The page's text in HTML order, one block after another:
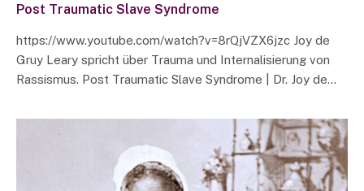
Post Traumatic Slave Syndrome
https://www.youtube.com/watch?v=8rQjVZX6jzc Joy de
Gruy Leary spricht über Trauma und Internalisierung von
Rassismus. Post Traumatic Slave Syndrome | Dr. Joy de…